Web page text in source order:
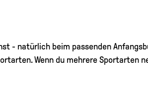
- natürlich beim passenden
Wenn du mehrere Sportarten